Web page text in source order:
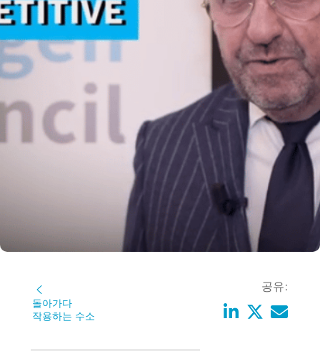
돌아가다
작용하는 수소
공유: